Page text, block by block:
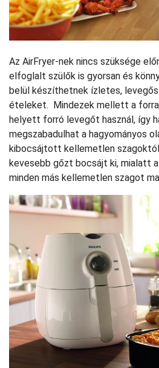
Az AirFryer-nek nincs szüksége
elfoglalt szülők is gyorsan és
belül készíthetnek ízletes,
ételeket. Mindezek mellett a
helyett forró levegőt használ, így
megszabadulhat a hagyományos
kibocsájtott kellemetlen
kevesebb gőzt bocsájt ki, mialatt
minden más kellemetlen szagot